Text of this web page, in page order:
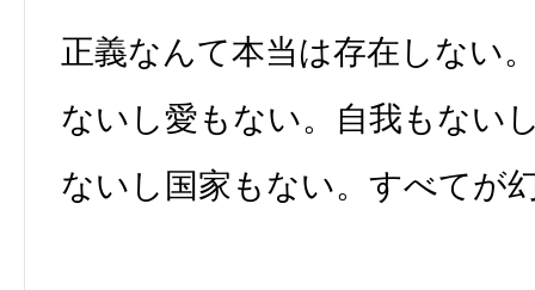
正義なんて本当は存在しない
ないし愛もない。自我もない
ないし国家もない。すべてが